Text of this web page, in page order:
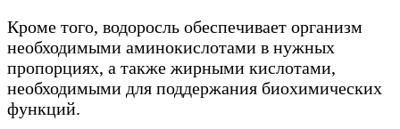
Кроме того, водоросль обеспечивает организм
необходимыми аминокислотами в нужных
пропорциях, а также жирными кислотами,
необходимыми для поддержания биохимических
функций.